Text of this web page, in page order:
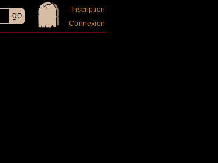
Inscription
Connexion